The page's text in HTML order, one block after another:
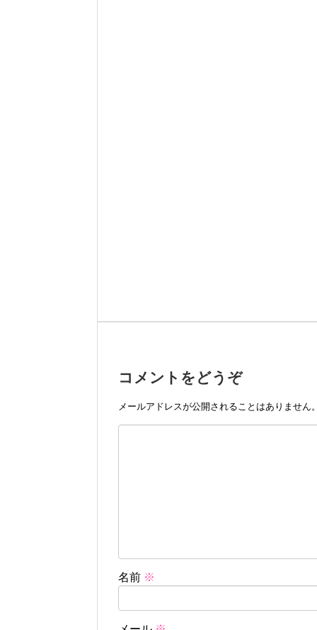
コメントをどうぞ
メールアドレスが公開されることはありません
名前 ※